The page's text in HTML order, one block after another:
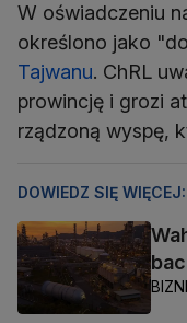
W oświadczeniu
określono jako
Tajwanu. ChRL
prowincję i grozi
rządzoną wyspę,
DOWIEDZ SIĘ WIĘCEJ: